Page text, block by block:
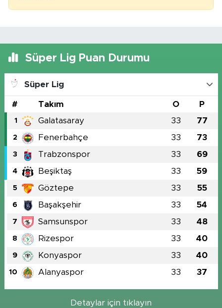
Süper Lig Puan Durumu
Süper Lig
# Takım O P
1 Galatasaray 33 77
2 Fenerbahçe 33 73
3 Trabzonspor 33 69
4 Beşiktaş 33 59
5 Göztepe 33 55
6 Başakşehir 33 54
7 Samsunspor 33 48
8 Rizespor 33 40
9 Konyaspor 33 40
10 Alanyaspor 33 37
Detaylar için tıklayın